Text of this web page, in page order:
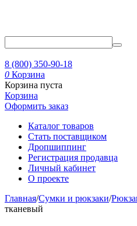
8 (800) 350-90-18
0 Корзина
Корзина пуста
Корзина
Оформить заказ
Каталог товаров
Стать поставщиком
Дропшиппинг
Регистрация продавца
Личный кабинет
О проекте
Главная/Сумки и рюкзаки/
тканевый